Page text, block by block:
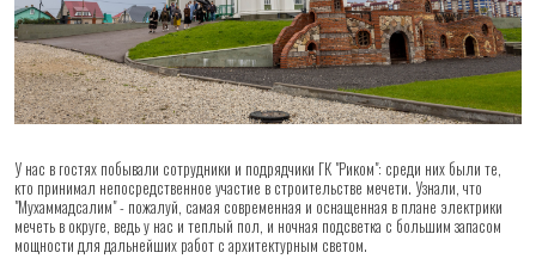
У нас в гостях побывали сотрудники и подрядчики ГК "Риком": среди них были те,
кто принимал непосредственное участие в строительстве мечети. Узнали, что
"Мухаммадсалим" - пожалуй, самая современная и оснащенная в плане электрики
мечеть в округе, ведь у нас и теплый пол, и ночная подсветка с большим запасом
мощности для дальнейших работ с архитектурным светом.